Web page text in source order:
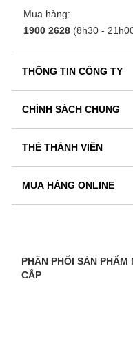
Mua hàng:
1900 2628 (8h30 -
THÔNG TIN CÔNG TY
CHÍNH SÁCH CHUNG
THẺ THÀNH VIÊN
MUA HÀNG ONLINE
PHÂN PHỐI SẢN
CẤP